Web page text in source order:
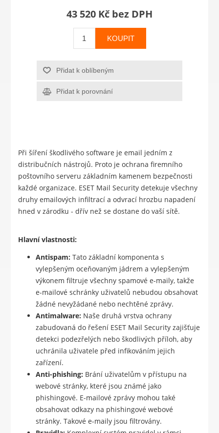
43 520 Kč bez DPH
KOUPIT
Přidat k oblíbeným
Přidat k porovnání
Při šíření škodlivého software je email jedním z
distribučních nástrojů. Proto je ochrana firemního
poštovního serveru základním kamenem bezpečnosti
každé organizace. ESET Mail Security detekuje všechny
druhy emailových infiltrací a odvrací hrozbu napadení
hned v zárodku - dřív než se dostane do vaší sítě.
Hlavní vlastnosti:
Antispam: Tato základní komponenta s
vylepšeným oceňovaným jádrem a vylepšeným
výkonem filtruje všechny spamové e-maily, takže
e-mailové schránky uživatelů nebudou obsahovat
žádné nevyžádané nebo nechtěné zprávy.
Antimalware: Naše druhá vrstva ochrany
zabudovaná do řešení ESET Mail Security zajišťuje
detekci podezřelých nebo škodlivých příloh, aby
uchránila uživatele před infikováním jejich
zařízení.
Anti-phishing: Brání uživatelům v přístupu na
webové stránky, které jsou známé jako
phishingové. E-mailové zprávy mohou také
obsahovat odkazy na phishingové webové
stránky. Takové e-maily jsou filtrovány.